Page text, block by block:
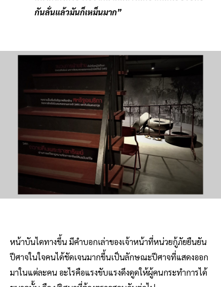
กันลั่นแล้วมันก็เหม็นมาก”
หน้าบันไดทางขึ้น มีคำบอกเล่าของเจ้าหน้าที่หน่วยกู้ภัยยืนยัน
ปีศาจในใจคนได้ชัดเจนมากขึ้นเป็นลักษณะปีศาจที่แสดงออก
มาในแต่ละคน อะไรคือแรงขับแรงดึงดูดให้ผู้คนกระทำการได้